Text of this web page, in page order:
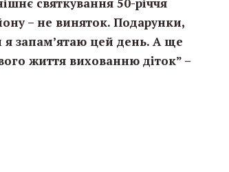
– не виняток. Подарунки,
я запам’ятаю цей день. А ще
життя вихованню діток” –